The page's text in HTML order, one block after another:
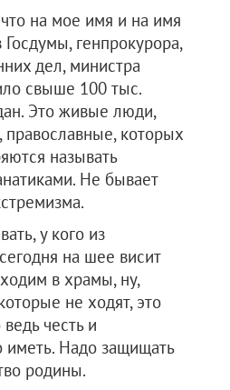
на мое имя и на имя
Госдумы, генпрокурора,
дел, министра
свыше 100 тыс.
Это живые люди,
православные, которых
называть
Не бывает
у кого из
на шее висит
в храмы, ну,
не ходят, это
честь и
иметь. Надо защищать
родины.